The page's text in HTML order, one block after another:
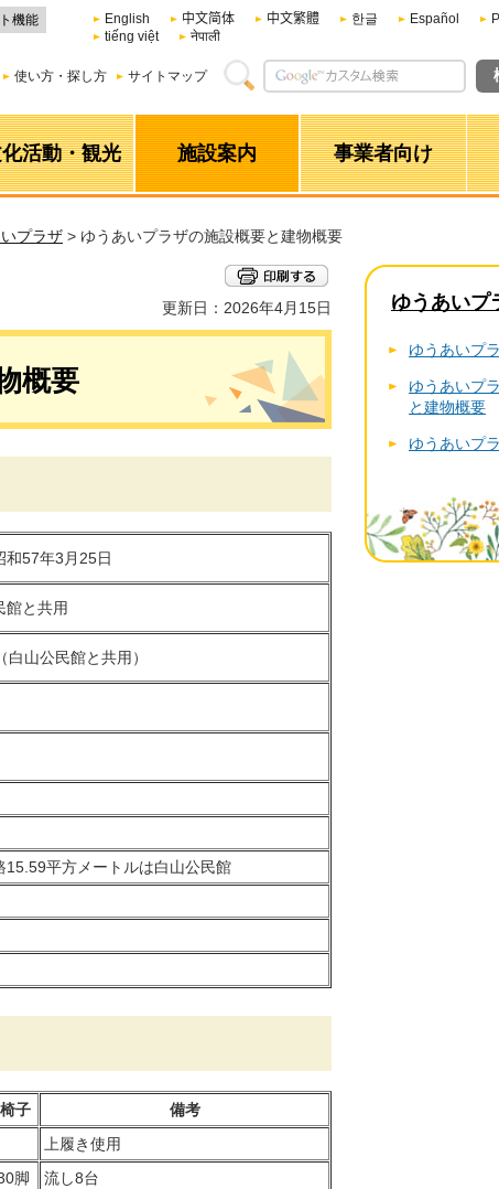
機能 English 中文简体 中文繁體 한글 Español
tiếng việt
नेपाली
使い方・探し方 サイトマップ
活動・観光 施設案内 事業者向け
プラザ > ゆうあいプラザの施設概要と建物概要
更新日：2026年4月15日
概要
和57年3月25日
館と共用
白山公民館と共用）
15.59平方メートルは白山公民館
椅子
備考
上履き使用
脚
流し8台
ゆうあいプ
ゆうあいプ
ゆうあいプ
と建物概要
ゆうあいプ